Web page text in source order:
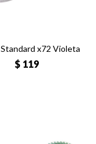
x72 Violeta
$ 119